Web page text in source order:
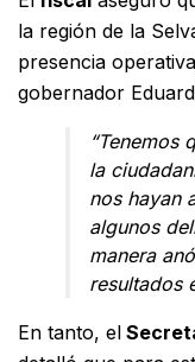
la región de la
presencia
gobernador
“Tenemos
la
nos hayan
algunos
manera
resultados
En tanto, el